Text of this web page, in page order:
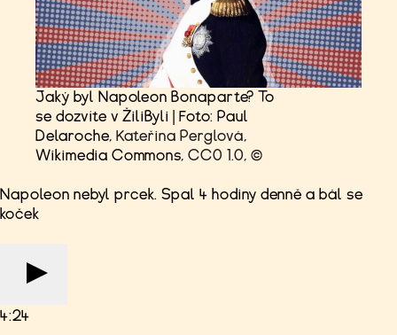
Jaký byl Napoleon Bonaparte? To
se dozvíte v ŽiliByli | Foto: Paul
Delaroche, Kateřina Perglová,
Wikimedia Commons,CC0 1.0, ©
Napoleon nebyl prcek. Spal 4 hodiny denně a bál se
koček
4:24